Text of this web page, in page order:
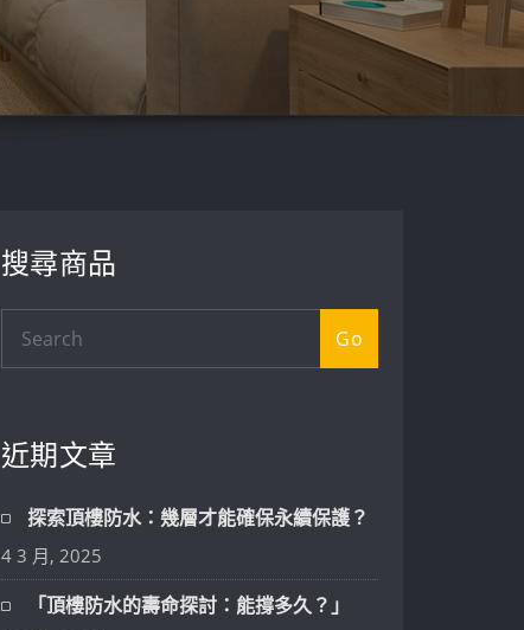
搜尋商品
Go
近期文章
探索頂樓防水：幾層才能確保永續保護？
4 3 月, 2025
「頂樓防水的壽命探討：能撐多久？」